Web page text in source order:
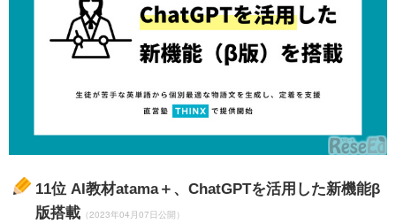
11位 AI教材atama＋、ChatGPTを活用した新機能β
版搭載 （2023年04月07日公開）